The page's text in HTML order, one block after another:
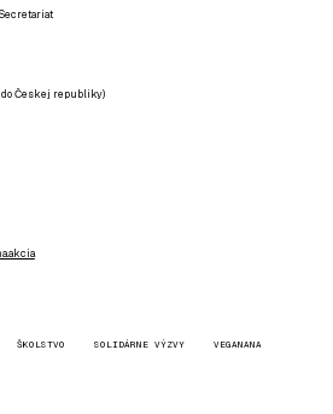
do Českej republiky)
ŠKOLSTVO SOLIDÁRNE VÝZVY VEGANANA